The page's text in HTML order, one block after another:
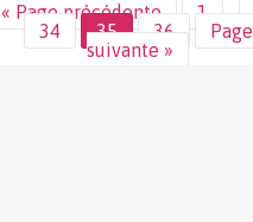
« Page précédente 1 …
34
35 36
Page
suivante »